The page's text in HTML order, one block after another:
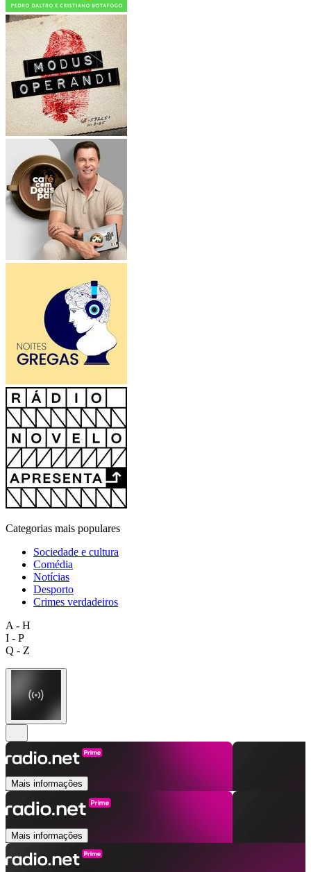
Categorias mais populares
Sociedade e cultura
Comédia
Notícias
Desporto
Crimes verdadeiros
A - H
I - P
Q - Z
Mais informações
Mais informações